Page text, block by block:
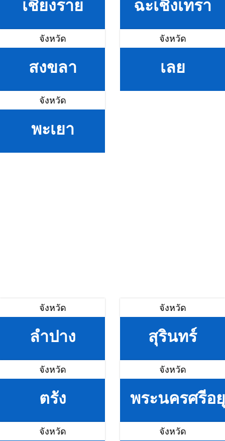
เชียงราย ฉะเชิงเทรา
จังหวัด
สงขลา
จังหวัด
เลย
จังหวัด
พะเยา
จังหวัด
ลำปาง
จังหวัด
สุรินทร์
จังหวัด
ตรัง
จังหวัด
พระนครศรีอ
จังหวัด จังหวัด